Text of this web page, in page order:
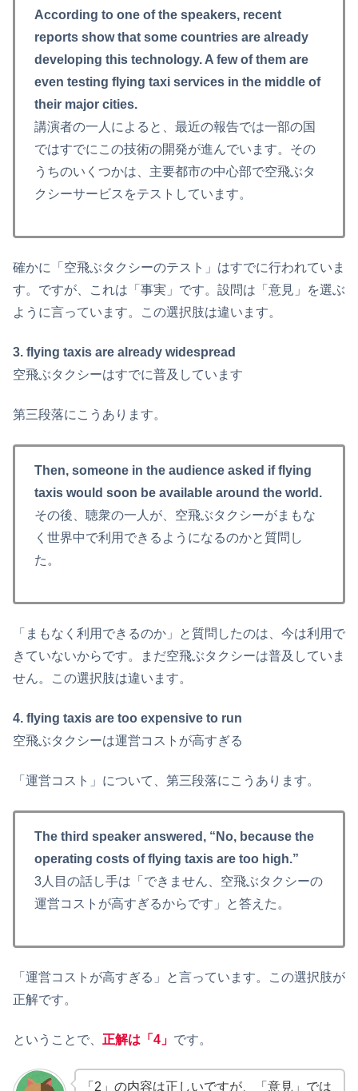
According to one of the speakers, recent
reports show that some countries are already
developing this technology. A few of them are
even testing flying taxi services in the middle of
their major cities.
講演者の一人によると、最近の報告では一部の国
ではすでにこの技術の開発が進んでいます。その
うちのいくつかは、主要都市の中心部で空飛ぶタ
クシーサービスをテストしています。
確かに「空飛ぶタクシーのテスト」はすでに行われていま
す。ですが、これは「事実」です。設問は「意見」を選ぶ
ように言っています。この選択肢は違います。
3. flying taxis are already widespread
空飛ぶタクシーはすでに普及しています
第三段落にこうあります。
Then, someone in the audience asked if flying
taxis would soon be available around the world.
その後、聴衆の一人が、空飛ぶタクシーがまもな
く世界中で利用できるようになるのかと質問し
た。
「まもなく利用できるのか」と質問したのは、今は利用で
きていないからです。まだ空飛ぶタクシーは普及していま
せん。この選択肢は違います。
4. flying taxis are too expensive to run
空飛ぶタクシーは運営コストが高すぎる
「運営コスト」について、第三段落にこうあります。
The third speaker answered, “No, because the
operating costs of flying taxis are too high.”
3人目の話し手は「できません、空飛ぶタクシーの
運営コストが高すぎるからです」と答えた。
「運営コストが高すぎる」と言っています。この選択肢が
正解です。
ということで、 正解は「4」 です。
「2」の内容は正しいですが、「意見」では